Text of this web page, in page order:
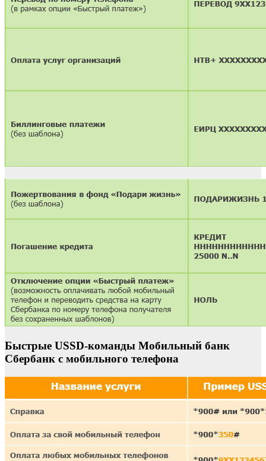
Быстрые USSD-команды Мобильный банк
Сбербанк с мобильного телефона